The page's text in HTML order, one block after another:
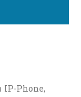
IP-Phone,